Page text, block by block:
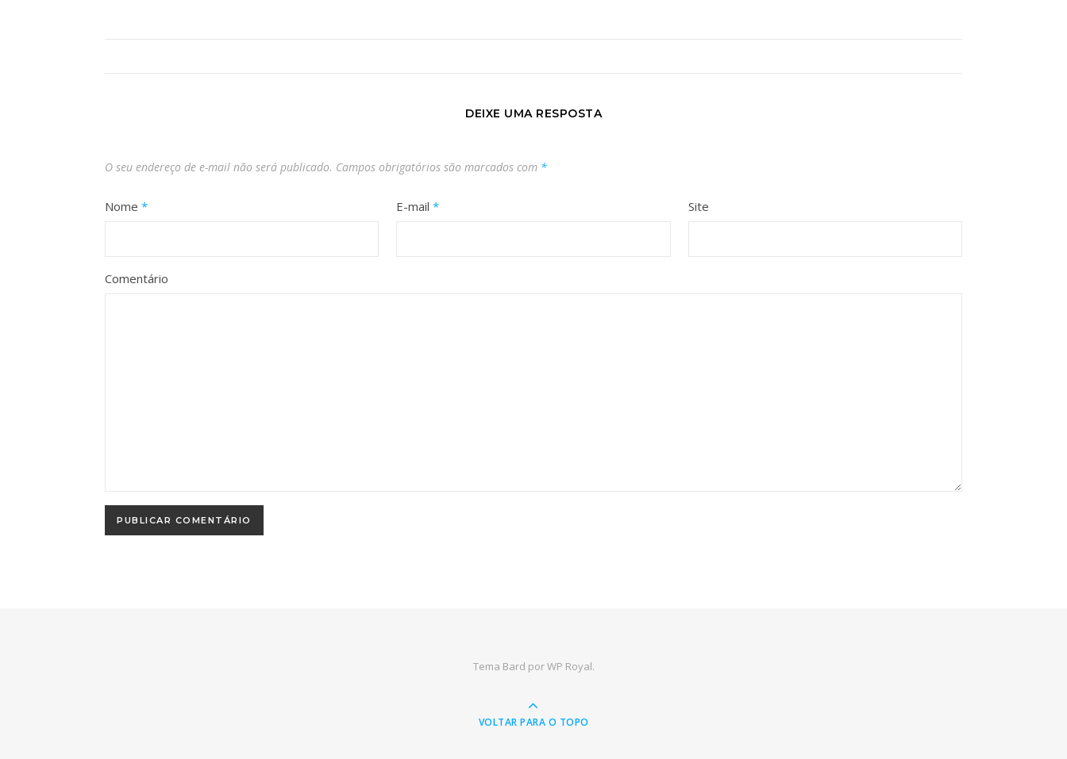
DEIXE UMA RESPOSTA
O seu endereço de e-mail não será publicado. Campos obrigatórios são marcados com *
Nome * E-mail* Site
Comentário
Tema Bard porWP Royal.
VOLTAR PARA O TOPO